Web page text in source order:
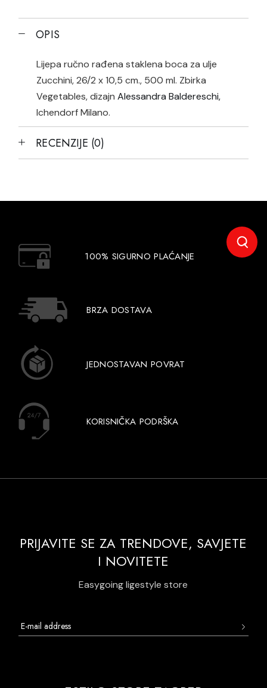
OPIS
Lijepa ručno rađena staklena boca za ulje
Zucchini, 26/2 x 10,5 cm., 500 ml. Zbirka
Vegetables, dizajnAlessandra Baldereschi,
Ichendorf Milano.
RECENZIJE (0)
100% SIGURNO PLAĆANJE
BRZA DOSTAVA
JEDNOSTAVAN POVRAT
KORISNIČKA PODRŠKA
PRIJAVITE SE ZA TRENDOVE, SAVJETE
I NOVITETE
Easygoing ligestyle store